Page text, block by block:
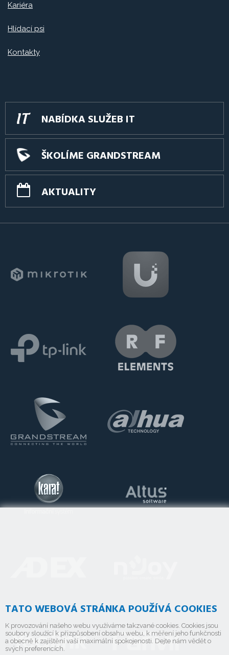
Kariéra
Hlídací psi
Kontakty
NABÍDKA SLUŽEB IT
ŠKOLÍME GRANDSTREAM
AKTUALITY
TATO WEBOVÁ STRÁNKA POUŽÍVÁ COOKIES
K provozování našeho webu využíváme takzvané cookies. Cookies jsou
soubory sloužící k přizpůsobení obsahu webu, k měření jeho funkčnosti
a obecně k zajištění vaší maximální spokojenosti. Dejte nám vědět o
svých preferencích.